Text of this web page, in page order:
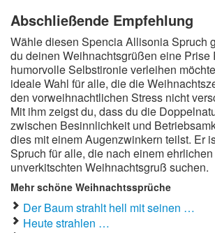
Abschließende Empfehlung
Wähle diesen Spencia Allisonia Spruch
du deinen Weihnachtsgrüßen eine Prise
humorvolle Selbstironie verleihen
ideale Wahl für alle, die die
den vorweihnachtlichen Stress nicht
Mit ihm zeigst du, dass du die
zwischen Besinnlichkeit und
dies mit einem Augenzwinkern teilst. Er
Spruch für alle, die nach einem
unverkitschten Weihnachtsgruß suchen.
Mehr schöne Weihnachtssprüche
Der Baum strahlt hell mit seinen …
Heute strahlen …